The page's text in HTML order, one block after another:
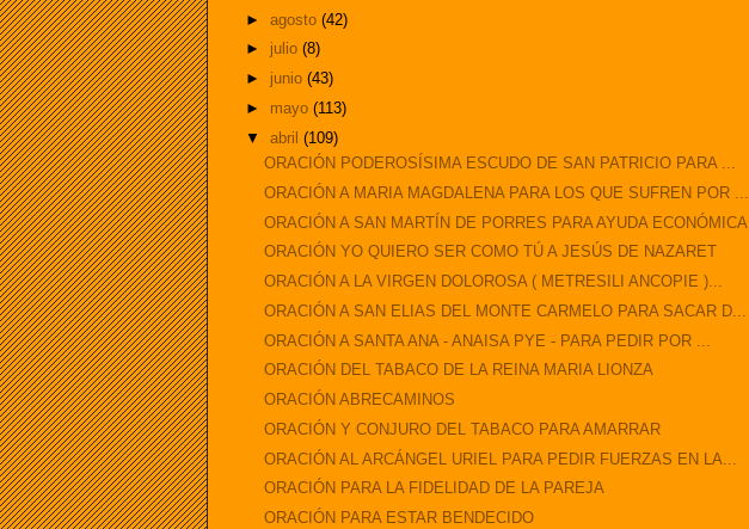
► agosto (42)
► julio (8)
► junio (43)
► mayo (113)
▼ abril (109)
ORACIÓN PODEROSÍSIMA ESCUDO DE SAN PATRICIO PARA ...
ORACIÓN A MARIA MAGDALENA PARA LOS QUE SUFREN POR ...
ORACIÓN A SAN MARTÍN DE PORRES PARA AYUDA ECONÓMICA
ORACIÓN YO QUIERO SER COMO TÚ A JESÚS DE NAZARET
ORACIÓN A LA VIRGEN DOLOROSA ( METRESILI ANCOPIE )...
ORACIÓN A SAN ELIAS DEL MONTE CARMELO PARA SACAR D...
ORACIÓN A SANTA ANA - ANAISA PYE - PARA PEDIR POR ...
ORACIÓN DEL TABACO DE LA REINA MARIA LIONZA
ORACIÓN ABRECAMINOS
ORACIÓN Y CONJURO DEL TABACO PARA AMARRAR
ORACIÓN AL ARCÁNGEL URIEL PARA PEDIR FUERZAS EN LA...
ORACIÓN PARA LA FIDELIDAD DE LA PAREJA
ORACIÓN PARA ESTAR BENDECIDO